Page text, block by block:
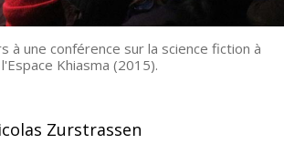
à une conférence sur la science fiction à
l'Espace Khiasma (2015).
Zurstrassen